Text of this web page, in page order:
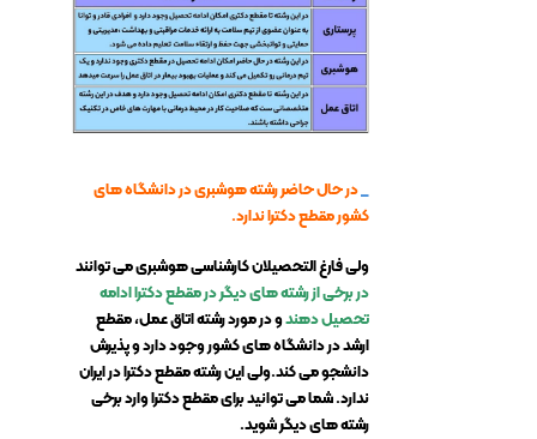
_در حال حاضر رشته هوشبری در دانشگاه های
کشور مقطع دکترا ندارد.
ولی فارغ التحصیلان کارشناسی هوشبری می توانند
در برخی از رشته های دیگر در مقطع دکترا ادامه
تحصیل دهندو در مورد رشته اتاق عمل، مقطع
ارشد در دانشگاه های کشور وجود دارد و پذیرش
دانشجو می کند.ولی این رشته مقطع دکترا در ایران
ندارد. شما می توانید برای مقطع دکترا وارد برخی
رشته های دیگر شوید.